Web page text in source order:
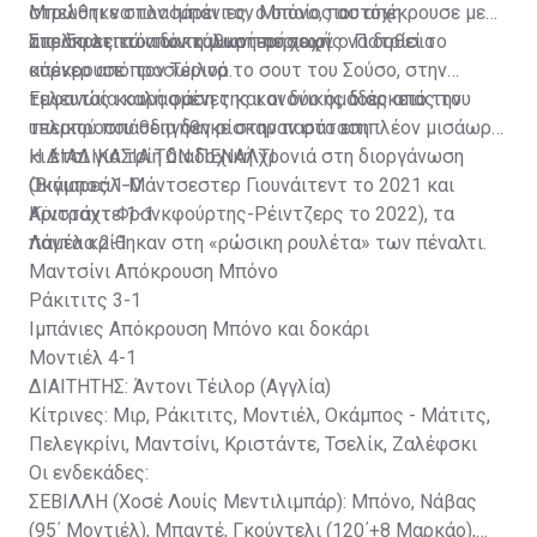
στρώθηκε στον Ιμπάνιες, ο οποίος αστόχη
απελπιστικά από τη μικρή περιοχή.
Μπελότι να πλασάρει τον Μπόνο, που απέκρουσε με
τις άκρες των δακτύλων του χωρίς να δοθεί το
κόρνερ από τον Τέιλορ.
Στο 5ο λεπτό των καθυστερήσεων ο Πατρίσιο
απέκρουσε προσωρινά το σουτ του Σούσο, στην
τελευταία καλή φάση της κανονικής διάρκειας του
τελικού που οδηγήθηκε στην παράταση.
Εμφανώς κουρασμένες και οι δύο ομάδες από την
υπερπροσπάθεια δεν ρίσκαραν στο επιπλέον μισάωρο
κι έτσι για τρίη διαδοχική χρονιά στη διοργάνωση
(Βιγιαρεάλ-Μάντσεστερ Γιουνάιτεντ το 2021 και
Αϊντραχτ Φρανκφούρτης-Ρέιντζερς το 2022), τα
πάντα κρίθηκαν στη «ρώσικη ρουλέτα» των πέναλτι.
Η ΔΙΑΔΙΚΑΣΙΑ ΤΩΝ ΠΕΝΑΛΤΙ
Οκάμπος 1-0
Κριστάντε 1-1
Λαμέλα 2-1
Μαντσίνι Απόκρουση Μπόνο
Ράκιτιτς 3-1
Ιμπάνιες Απόκρουση Μπόνο και δοκάρι
Μοντιέλ 4-1
ΔΙΑΙΤΗΤΗΣ: Άντονι Τέιλορ (Αγγλία)
Κίτρινες: Μιρ, Ράκιτιτς, Μοντιέλ, Οκάμπος - Μάτιτς,
Πελεγκρίνι, Μαντσίνι, Κριστάντε, Τσελίκ, Ζαλέφσκι
Οι ενδεκάδες:
ΣΕΒΙΛΛΗ (Χοσέ Λουίς Μεντιλιμπάρ): Μπόνο, Νάβας
(95΄ Μοντιέλ), Μπαντέ, Γκούντελι (120΄+8 Μαρκάο),